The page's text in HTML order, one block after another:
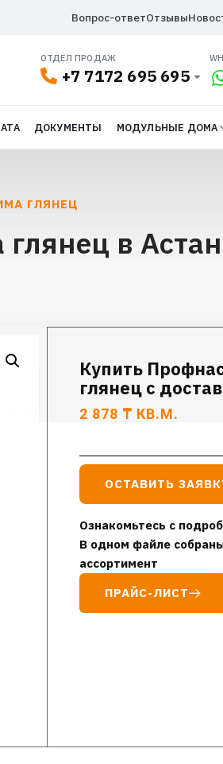
Вопрос-ответОтзывы
ОТДЕЛ ПРОДАЖ
+7 7172 695 695
ДОКУМЕНТЫ МОДУЛЬНЫЕ ДОМА
ГЛЯНЕЦ
в
Купить
глянец с
2 878 ₸ КВ.М.
ОСТАВИТЬ
Ознакомьтесь с
В одном файле
ассортимент
ПРАЙС-ЛИСТ